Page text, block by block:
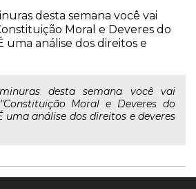
desta semana você vai
Moral e Deveres do
uma análise dos direitos e
desta semana você vai
Moral e Deveres do
uma análise dos direitos e deveres